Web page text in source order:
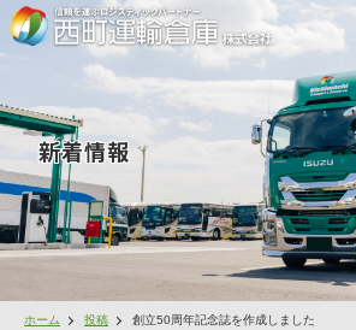
新着情報
ホーム 投稿 創立50周年記念誌を作成しました